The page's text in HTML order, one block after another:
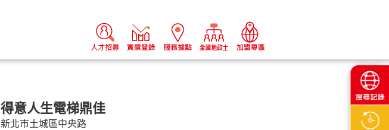
得意人生電梯鼎佳
新北市土城區中央路